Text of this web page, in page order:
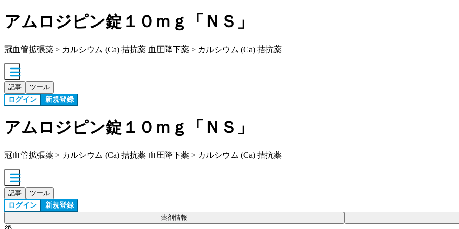
アムロジピン錠１０ｍｇ「ＮＳ」
冠血管拡張薬 > カルシウム (Ca) 拮抗薬 血圧降下薬 > カルシウム (Ca) 拮抗薬
記事 ツール
ログイン 新規登録
アムロジピン錠１０ｍｇ「ＮＳ」
冠血管拡張薬 > カルシウム (Ca) 拮抗薬 血圧降下薬 > カルシウム (Ca) 拮抗薬
記事 ツール
ログイン 新規登録
薬剤情報